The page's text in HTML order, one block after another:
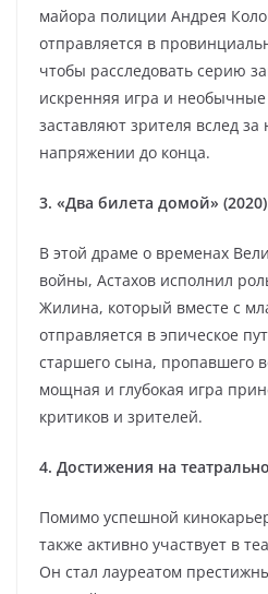
майора полиции Андрея
отправляется в
чтобы расследовать серию
искренняя игра и
заставляют зрителя вслед за
напряжении до конца.
3. «Два билета домой» (2020)
В этой драме о временах
войны, Астахов исполнил
Жилина, который вместе с
отправляется в эпическое
старшего сына, пропавшего
мощная и глубокая игра
критиков и зрителей.
4. Достижения на
Помимо успешной
также активно участвует в
Он стал лауреатом